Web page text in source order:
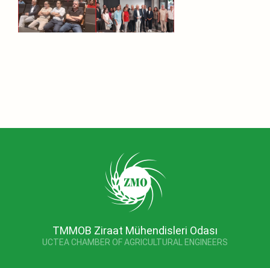
TMMOB Ziraat Mühendisleri Odası
UCTEA CHAMBER OF AGRICULTURAL ENGINEERS